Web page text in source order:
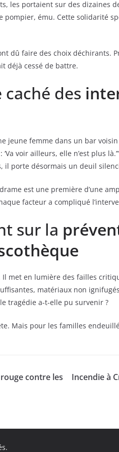
les portaient sur des dizaines
pompier, ému. Cette solidarité
dû faire des choix déchirants.
déjà cessé de battre.
des
jeune femme dans un bar
voir ailleurs, elle n’est plus
il porte désormais un deuil
est une première d’une
facteur a compliqué
sur la
Il met en lumière des failles
matériaux non
tragédie a-t-elle pu survenir ?
Mais pour les familles
contre les
Incendie à